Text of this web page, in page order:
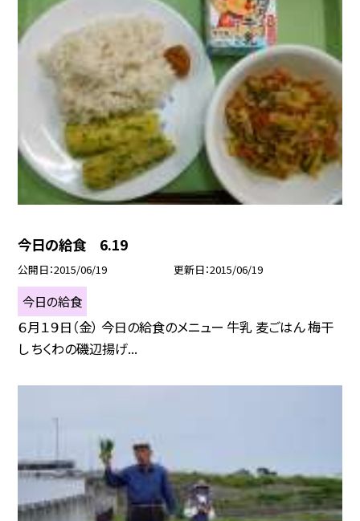
今日の給食 6.19
公開日 2015/06/19 更新日 2015/06/19
今日の給食
６月１９日（金） 今日の給食のメニュー 牛乳 麦ごはん 梅干
し ちくわの磯辺揚げ...